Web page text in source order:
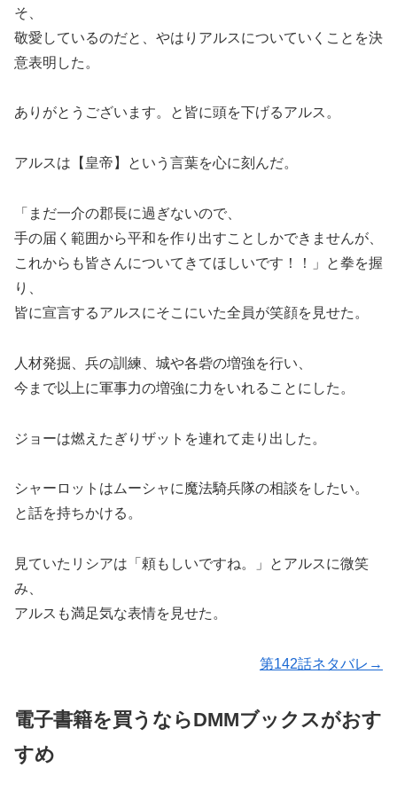
そ、
敬愛しているのだと、やはりアルスについていくことを決
意表明した。
ありがとうございます。と皆に頭を下げるアルス。
アルスは【皇帝】という言葉を心に刻んだ。
「まだ一介の郡長に過ぎないので、
手の届く範囲から平和を作り出すことしかできませんが、
これからも皆さんについてきてほしいです！！」と拳を握
り、
皆に宣言するアルスにそこにいた全員が笑顔を見せた。
人材発掘、兵の訓練、城や各砦の増強を行い、
今まで以上に軍事力の増強に力をいれることにした。
ジョーは燃えたぎりザットを連れて走り出した。
シャーロットはムーシャに魔法騎兵隊の相談をしたい。
と話を持ちかける。
見ていたリシアは「頼もしいですね。」とアルスに微笑
み、
アルスも満足気な表情を見せた。
第142話ネタバレ→
電子書籍を買うならDMMブックスがおす
すめ